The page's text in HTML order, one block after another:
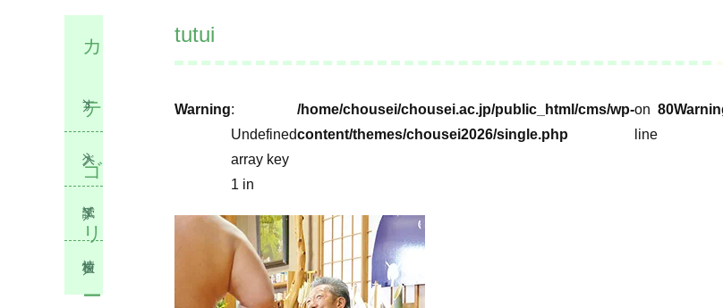
カ
テ
ゴ
リ
ー
す
べ
て
入
試
情
学
校
在
tutui
Warning:
Undefined
array key
1 in
/home/chousei/chousei.ac.jp/public_html/cms/wp-
content/themes/chousei2026/single.php
on
line
80